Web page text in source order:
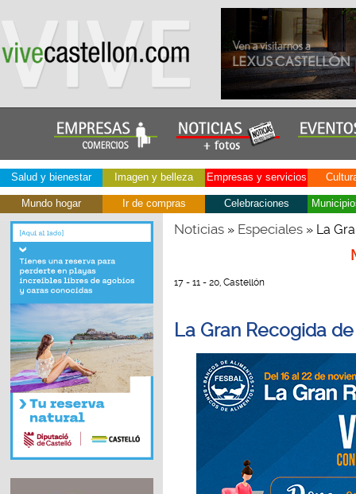
Salud y bienestar Imagen y belleza Empresas y servicios
Mundo hogar Ir de compras Celebraciones
Noticias» Especiales» La
17 - 11 - 20, Castellón
La Gran Recogida